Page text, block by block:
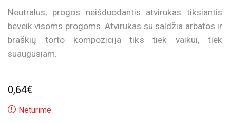
Neutralus, progos neišduodantis atvirukas tiksiantis
beveik visoms progoms. Atvirukas su saldžia arbatos ir
braškių torto kompozicija tiks tiek vaikui, tiek
suaugusiam.
0,64€
Neturime